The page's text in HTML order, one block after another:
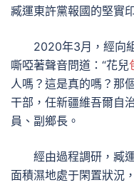
臧運東許黨報國的堅實
2020年3月，經向
嘶啞著聲音問道：“花兒
人嗎？這是真的嗎？那
干部，任新疆維吾爾自
員、副鄉長。
經由過程調研，臧
面積濕地處于閑置狀況